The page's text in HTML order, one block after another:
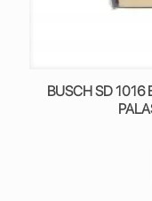
BUSCH SD 1016